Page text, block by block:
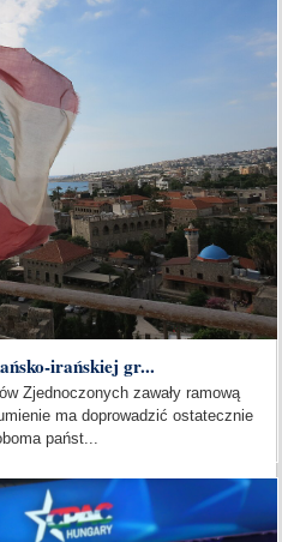
irańskiej gr...
Zjednoczonych zawały ramową
ma doprowadzić ostatecznie
państ...